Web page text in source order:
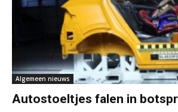
Algemeen nieuws
Autostoeltjes falen in